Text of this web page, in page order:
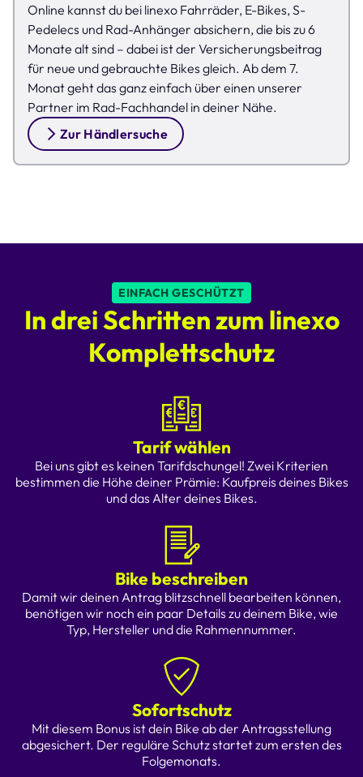
Online kannst du bei linexo Fahrräder, E-Bikes, S-
Pedelecs und Rad-Anhänger absichern, die bis zu 6
Monate alt sind – dabei ist der Versicherungsbeitrag
für neue und gebrauchte Bikes gleich. Ab dem 7.
Monat geht das ganz einfach über einen unserer
Partner im Rad-Fachhandel in deiner Nähe.
Zur Händlersuche
EINFACH GESCHÜTZT
In drei Schritten zum linexo
Komplettschutz
Tarif wählen
Bei uns gibt es keinen Tarifdschungel! Zwei Kriterien
bestimmen die Höhe deiner Prämie: Kaufpreis deines Bikes
und das Alter deines Bikes.
Bike beschreiben
Damit wir deinen Antrag blitzschnell bearbeiten können,
benötigen wir noch ein paar Details zu deinem Bike, wie
Typ, Hersteller und die Rahmennummer.
Sofortschutz
Mit diesem Bonus ist dein Bike ab der Antragsstellung
abgesichert. Der reguläre Schutz startet zum ersten des
Folgemonats.